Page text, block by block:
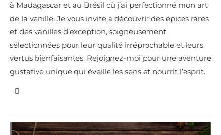
à Madagascar et au Brésil où j’ai perfectionné mon art
de la vanille. Je vous invite à découvrir des épices rares
et des vanilles d’exception, soigneusement
sélectionnées pour leur qualité irréprochable et leurs
vertus bienfaisantes. Rejoignez-moi pour une aventure
gustative unique qui éveille les sens et nourrit l’esprit.